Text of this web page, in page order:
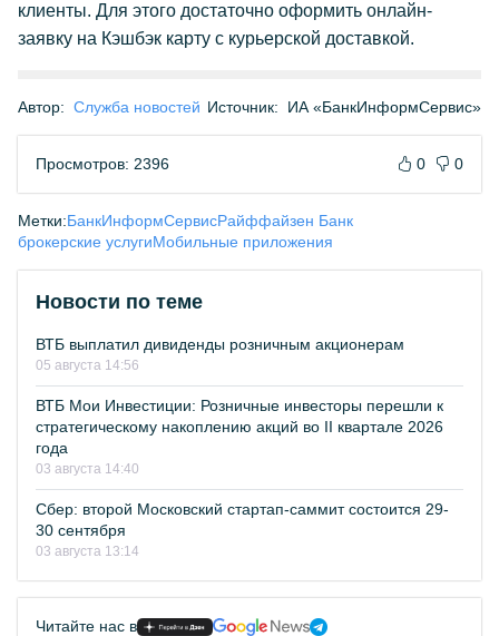
клиенты. Для этого достаточно оформить онлайн-
заявку на Кэшбэк карту с курьерской доставкой.
Автор: Служба новостей Источник: ИА «БанкИнформСервис»
Просмотров: 2396 0 0
Метки:БанкИнформСервисРайффайзен Банк
брокерские услугиМобильные приложения
Новости по теме
ВТБ выплатил дивиденды розничным акционерам
05 августа 14:56
ВТБ Мои Инвестиции: Розничные инвесторы перешли к
стратегическому накоплению акций во II квартале 2026
года
03 августа 14:40
Сбер: второй Московский стартап-саммит состоится 29-
30 сентября
03 августа 13:14
Читайте нас в